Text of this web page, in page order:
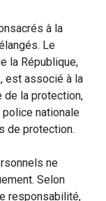
à la
Le
la République,
est associé à la
de la protection,
police nationale
de protection.
ne
Selon
responsabilité,